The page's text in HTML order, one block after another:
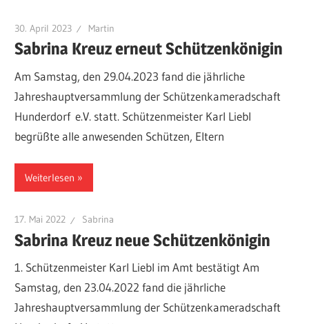
30. April 2023 Martin
Sabrina Kreuz erneut Schützenkönigin
Am Samstag, den 29.04.2023 fand die jährliche
Jahreshauptversammlung der Schützenkameradschaft
Hunderdorf e.V. statt. Schützenmeister Karl Liebl
begrüßte alle anwesenden Schützen, Eltern
Weiterlesen
17. Mai 2022 Sabrina
Sabrina Kreuz neue Schützenkönigin
1. Schützenmeister Karl Liebl im Amt bestätigt Am
Samstag, den 23.04.2022 fand die jährliche
Jahreshauptversammlung der Schützenkameradschaft